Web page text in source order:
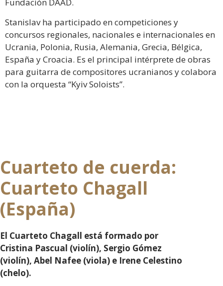
Fundación DAAD.
Stanislav ha participado en competiciones y
concursos regionales, nacionales e internacionales en
Ucrania, Polonia, Rusia, Alemania, Grecia, Bélgica,
España y Croacia. Es el principal intérprete de obras
para guitarra de compositores ucranianos y colabora
con la orquesta “Kyiv Soloists”.
Cuarteto de cuerda:
Cuarteto Chagall
(España)
El Cuarteto Chagall está formado por
Cristina Pascual (violín), Sergio Gómez
(violín), Abel Nafee (viola) e Irene Celestino
(chelo).